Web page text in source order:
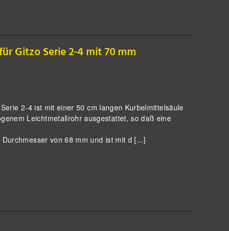
Gitzo Serie 2-4 mit 70 mm
2-4 ist mit einer 50 cm langen Kurbelmittelsäule
Leichtmetallrohr ausgestattet, so daß eine
von 68 mm und ist mit d [...]